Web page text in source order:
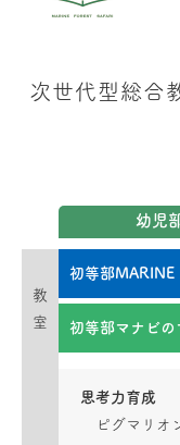
次世代型総合
教
室
幼児
初等部MARINE
初等部マナビの
思考力育成
ピグマリオ